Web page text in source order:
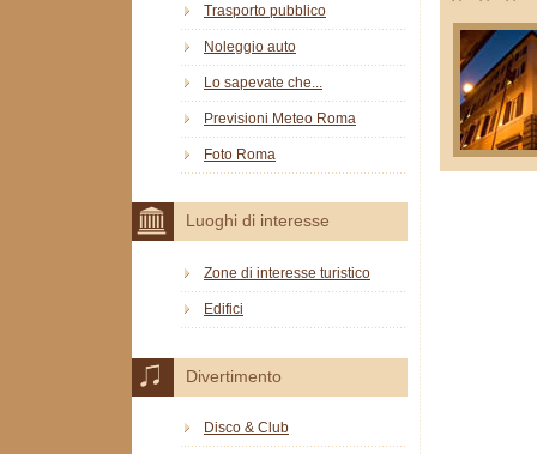
Trasporto pubblico
Noleggio auto
Lo sapevate che...
Previsioni Meteo Roma
Foto Roma
Luoghi di interesse
Zone di interesse turistico
Edifici
Divertimento
Disco & Club